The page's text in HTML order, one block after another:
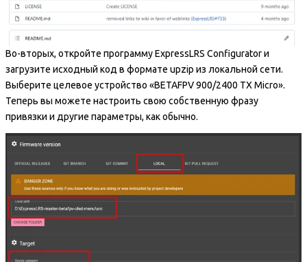
Во-вторых, откройте программу ExpressLRS Configurator и
загрузите исходный код в формате upzip из локальной сети.
Выберите целевое устройство «BETAFPV 900/2400 TX Micro».
Теперь вы можете настроить свою собственную фразу
привязки и другие параметры, как обычно.